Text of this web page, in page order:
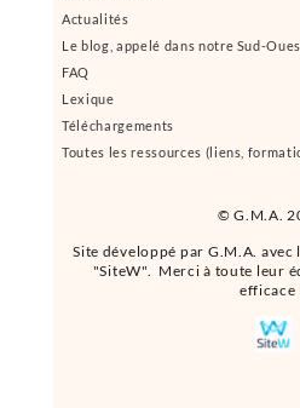
© G.M.A.
Site développé par G.M.A.
"SiteW". Merci à toute leur
efficace
Actualités
Le blog, appelé dans notre Sud-
FAQ
Lexique
Téléchargements
Toutes les ressources (liens,